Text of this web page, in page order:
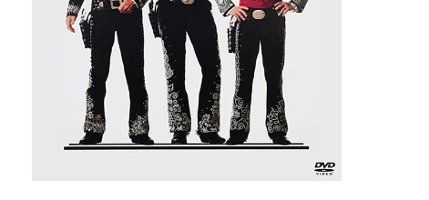
（2002） 声の出演
ンス カエルの王子さま（2001）＜未＞ 出演
ニュートロン
（2001）＜未＞ 声の出演
ない男の愛し方
（2001）＜未＞ 出演
ワンダーランド／不思議の国のアリス （1999）＜TVM＞ 出演
（1999）＜未＞ 出演